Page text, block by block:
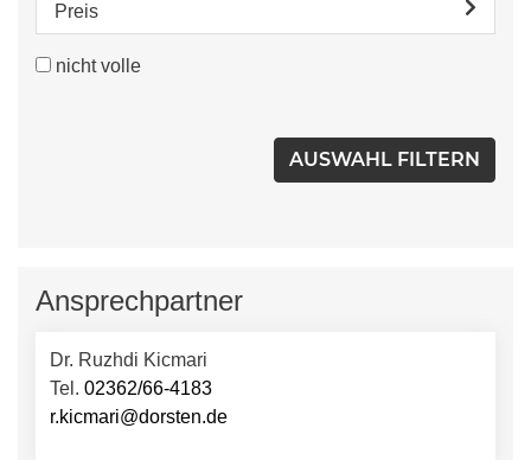
Preis
nicht volle
Ansprechpartner
Dr. Ruzhdi Kicmari
Tel. 02362/66-4183
r.kicmari@dorsten.de